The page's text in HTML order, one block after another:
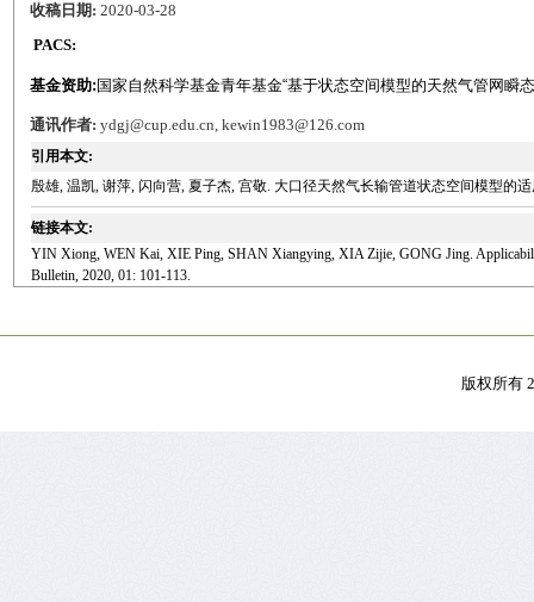
收稿日期: 2020-03-28
PACS:
基金资助: 国家自然科学基金青年基金“基于状态空间模型的天然气管网瞬
通讯作者: ydgj@cup.edu.cn, kewin1983@126.com
引用本文:
殷雄, 温凯, 谢萍, 闪向营, 夏子杰, 宫敬. 大口径天然气长输管道状态空间模型的
链接本文:
YIN Xiong, WEN Kai, XIE Ping, SHAN Xiangying, XIA Zijie, GONG Jing.
Bulletin, 2020, 01: 101-113.
版权所有